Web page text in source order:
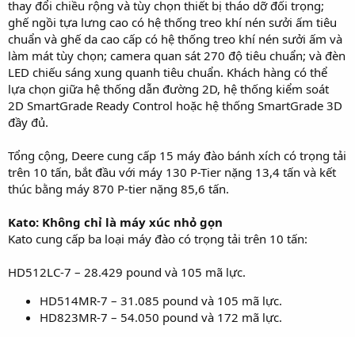
thay đổi chiều rộng và tùy chọn thiết bị tháo dỡ đối trọng;
ghế ngồi tựa lưng cao có hệ thống treo khí nén sưởi ấm tiêu
chuẩn và ghế da cao cấp có hệ thống treo khí nén sưởi ấm và
làm mát tùy chọn; camera quan sát 270 độ tiêu chuẩn; và đèn
LED chiếu sáng xung quanh tiêu chuẩn. Khách hàng có thể
lựa chọn giữa hệ thống dẫn đường 2D, hệ thống kiểm soát
2D SmartGrade Ready Control hoặc hệ thống SmartGrade 3D
đầy đủ.
Tổng cộng, Deere cung cấp 15 máy đào bánh xích có trọng tải
trên 10 tấn, bắt đầu với máy 130 P-Tier nặng 13,4 tấn và kết
thúc bằng máy 870 P-tier nặng 85,6 tấn.
Kato: Không chỉ là máy xúc nhỏ gọn
Kato cung cấp ba loại máy đào có trọng tải trên 10 tấn:
HD512LC-7 – 28.429 pound và 105 mã lực.
HD514MR-7 – 31.085 pound và 105 mã lực.
HD823MR-7 – 54.050 pound và 172 mã lực.